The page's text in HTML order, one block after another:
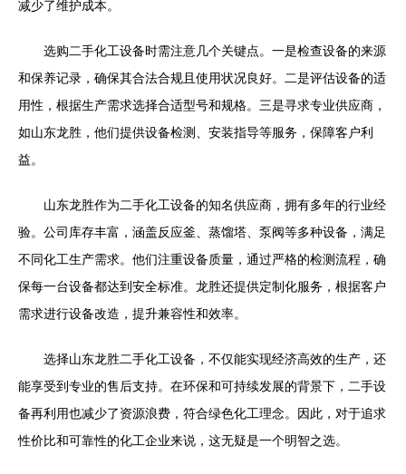
减少了维护成本。
选购二手化工设备时需注意几个关键点。一是检查设备的来源
和保养记录，确保其合法合规且使用状况良好。二是评估设备的适
用性，根据生产需求选择合适型号和规格。三是寻求专业供应商，
如山东龙胜，他们提供设备检测、安装指导等服务，保障客户利
益。
山东龙胜作为二手化工设备的知名供应商，拥有多年的行业经
验。公司库存丰富，涵盖反应釜、蒸馏塔、泵阀等多种设备，满足
不同化工生产需求。他们注重设备质量，通过严格的检测流程，确
保每一台设备都达到安全标准。龙胜还提供定制化服务，根据客户
需求进行设备改造，提升兼容性和效率。
选择山东龙胜二手化工设备，不仅能实现经济高效的生产，还
能享受到专业的售后支持。在环保和可持续发展的背景下，二手设
备再利用也减少了资源浪费，符合绿色化工理念。因此，对于追求
性价比和可靠性的化工企业来说，这无疑是一个明智之选。